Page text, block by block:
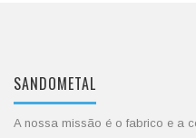
SANDOMETAL
A nossa missão é o fabrico e a